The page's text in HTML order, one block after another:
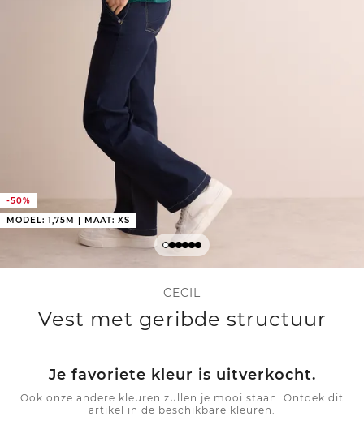
-50%
MODEL: 1,75M | MAAT: XS
CECIL
Vest met geribde structuur
Je favoriete kleur is uitverkocht.
Ook onze andere kleuren zullen je mooi staan. Ontdek dit
artikel in de beschikbare kleuren.